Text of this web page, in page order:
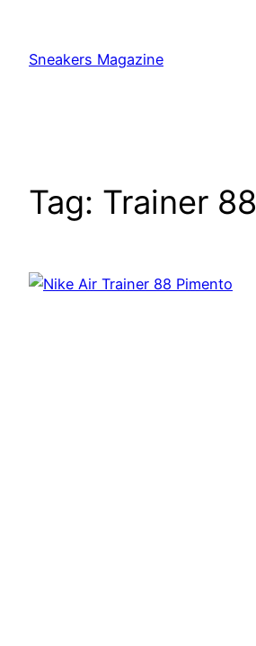
content
Sneakers Magazine
Tag: Trainer 88